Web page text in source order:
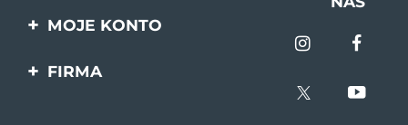
Kontakt
MOJE KONTO
FIRMA